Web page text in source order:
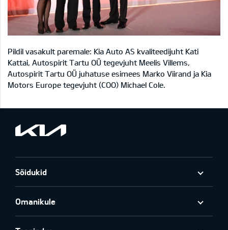
Pildil vasakult paremale: Kia Auto AS kvaliteedijuht Kati
Kattai, Autospirit Tartu OÜ tegevjuht Meelis Villems,
Autospirit Tartu OÜ juhatuse esimees Marko Viirand ja Kia
Motors Europe tegevjuht (COO) Michael Cole.
Sõidukid
Omanikule